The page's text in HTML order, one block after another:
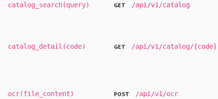
catalog_search(query) GET /api/v1/catalog
catalog_detail(code) GET /api/v1/catalog/{code}
ocr(file_content) POST /api/v1/ocr